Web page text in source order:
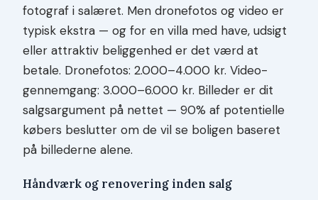
fotograf i salæret. Men dronefotos og video er
typisk ekstra — og for en villa med have, udsigt
eller attraktiv beliggenhed er det værd at
betale. Dronefotos: 2.000–4.000 kr. Video-
gennemgang: 3.000–6.000 kr. Billeder er dit
salgsargument på nettet — 90% af potentielle
købers beslutter om de vil se boligen baseret
på billederne alene.
Håndværk og renovering inden salg